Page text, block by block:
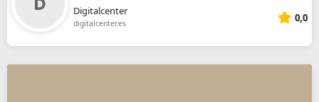
Digitalcenter
digitalcenter.es 0,0